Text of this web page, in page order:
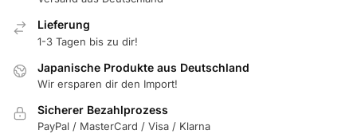
Lieferung
1-3 Tagen bis zu dir!
Japanische Produkte aus Deutschland
Wir ersparen dir den Import!
Sicherer Bezahlprozess
PayPal / MasterCard / Visa / Klarna